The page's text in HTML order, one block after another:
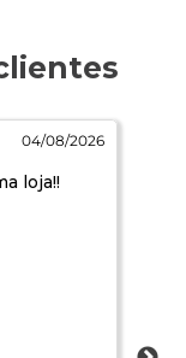
04/08/2026
loja!!